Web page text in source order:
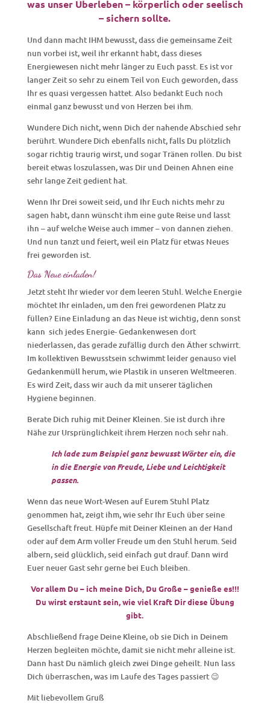
was unser Überleben – körperlich oder seelisch
– sichern sollte.
Und dann macht IHM bewusst, dass die gemeinsame Zeit
nun vorbei ist, weil ihr erkannt habt, dass dieses
Energiewesen nicht mehr länger zu Euch passt. Es ist vor
langer Zeit so sehr zu einem Teil von Euch geworden, dass
Ihr es quasi vergessen hattet. Also bedankt Euch noch
einmal ganz bewusst und von Herzen bei ihm.
Wundere Dich nicht, wenn Dich der nahende Abschied sehr
berührt. Wundere Dich ebenfalls nicht, falls Du plötzlich
sogar richtig traurig wirst, und sogar Tränen rollen. Du bist
bereit etwas loszulassen, was Dir und Deinen Ahnen eine
sehr lange Zeit gedient hat.
Wenn Ihr Drei soweit seid, und Ihr Euch nichts mehr zu
sagen habt, dann wünscht ihm eine gute Reise und lasst
ihn – auf welche Weise auch immer – von dannen ziehen.
Und nun tanzt und feiert, weil ein Platz für etwas Neues
frei geworden ist.
Das Neue einladen!
Jetzt steht Ihr wieder vor dem leeren Stuhl. Welche Energie
möchtet Ihr einladen, um den frei gewordenen Platz zu
füllen? Eine Einladung an das Neue ist wichtig, denn sonst
kann sich jedes Energie- Gedankenwesen dort
niederlassen, das gerade zufällig durch den Äther schwirrt.
Im kollektiven Bewusstsein schwimmt leider genauso viel
Gedankenmüll herum, wie Plastik in unseren Weltmeeren.
Es wird Zeit, dass wir auch da mit unserer täglichen
Hygiene beginnen.
Berate Dich ruhig mit Deiner Kleinen. Sie ist durch ihre
Nähe zur Ursprünglichkeit ihrem Herzen noch sehr nah.
Ich lade zum Beispiel ganz bewusst Wörter ein, die
in die Energie von Freude, Liebe und Leichtigkeit
passen.
Wenn das neue Wort-Wesen auf Eurem Stuhl Platz
genommen hat, zeigt ihm, wie sehr Ihr Euch über seine
Gesellschaft freut. Hüpfe mit Deiner Kleinen an der Hand
oder auf dem Arm voller Freude um den Stuhl herum. Seid
albern, seid glücklich, seid einfach gut drauf. Dann wird
Euer neuer Gast sehr gerne bei Euch bleiben.
Vor allem Du – ich meine Dich, Du Große – genieße es!!!
Du wirst erstaunt sein, wie viel Kraft Dir diese Übung
gibt.
Abschließend frage Deine Kleine, ob sie Dich in Deinem
Herzen begleiten möchte, damit sie nicht mehr alleine ist.
Dann hast Du nämlich gleich zwei Dinge geheilt. Nun lass
Dich überraschen, was im Laufe des Tages passiert 😉
Mit liebevollem Gruß